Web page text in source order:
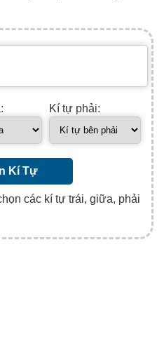
Kí tự phải:
Kí Tự
các kí tự trái, giữa, phải